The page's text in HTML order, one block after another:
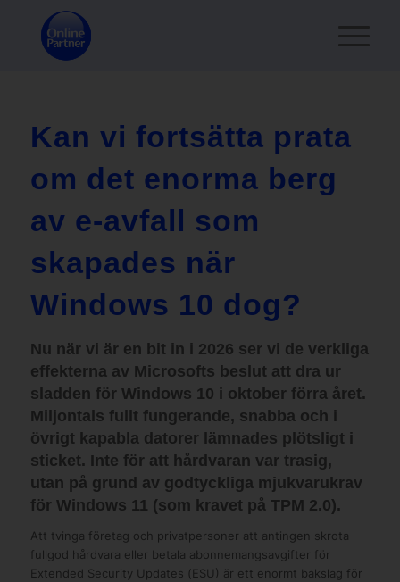
Kan vi fortsätta prata
om det enorma berg
av e-avfall som
skapades när
Windows 10 dog?
Nu när vi är en bit in i 2026 ser vi de verkliga
effekterna av Microsofts beslut att dra ur
sladden för Windows 10 i oktober förra året.
Miljontals fullt fungerande, snabba och i
övrigt kapabla datorer lämnades plötsligt i
sticket. Inte för att hårdvaran var trasig,
utan på grund av godtyckliga mjukvarukrav
för Windows 11 (som kravet på TPM 2.0).
Att tvinga företag och privatpersoner att antingen skrota
fullgod hårdvara eller betala abonnemangsavgifter för
Extended Security Updates (ESU) är ett enormt bakslag för